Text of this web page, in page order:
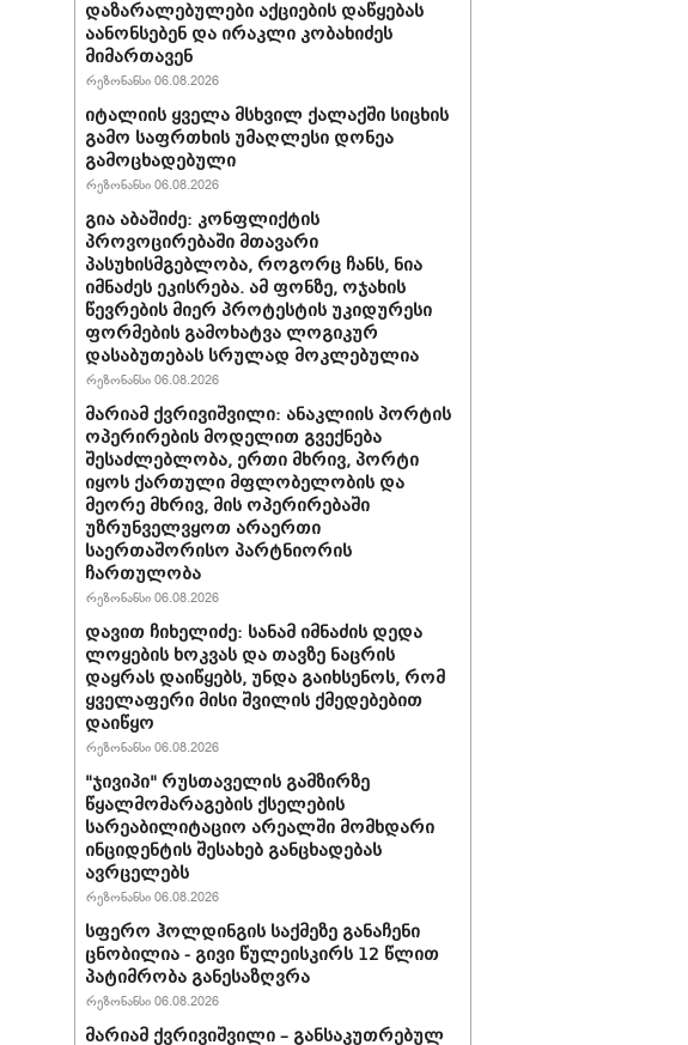
დაზარალებულები აქციების დაწყებას
აანონსებენ და ირაკლი კობახიძეს
მიმართავენ
რეზონანსი 06.08.2026
იტალიის ყველა მსხვილ ქალაქში სიცხის
გამო საფრთხის უმაღლესი დონეა
გამოცხადებული
რეზონანსი 06.08.2026
გია აბაშიძე: კონფლიქტის
პროვოცირებაში მთავარი
პასუხისმგებლობა, როგორც ჩანს, ნია
იმნაძეს ეკისრება. ამ ფონზე, ოჯახის
წევრების მიერ პროტესტის უკიდურესი
ფორმების გამოხატვა ლოგიკურ
დასაბუთებას სრულად მოკლებულია
რეზონანსი 06.08.2026
მარიამ ქვრივიშვილი: ანაკლიის პორტის
ოპერირების მოდელით გვექნება
შესაძლებლობა, ერთი მხრივ, პორტი
იყოს ქართული მფლობელობის და
მეორე მხრივ, მის ოპერირებაში
უზრუნველვყოთ არაერთი
საერთაშორისო პარტნიორის
ჩართულობა
რეზონანსი 06.08.2026
დავით ჩიხელიძე: სანამ იმნაძის დედა
ლოყების ხოკვას და თავზე ნაცრის
დაყრას დაიწყებს, უნდა გაიხსენოს, რომ
ყველაფერი მისი შვილის ქმედებებით
დაიწყო
რეზონანსი 06.08.2026
"ჯივიპი" რუსთაველის გამზირზე
წყალმომარაგების ქსელების
სარეაბილიტაციო არეალში მომხდარი
ინციდენტის შესახებ განცხადებას
ავრცელებს
რეზონანსი 06.08.2026
სფერო ჰოლდინგის საქმეზე განაჩენი
ცნობილია - გივი წულეისკირს 12 წლით
პატიმრობა განესაზღვრა
რეზონანსი 06.08.2026
მარიამ ქვრივიშვილი – განსაკუთრებულ